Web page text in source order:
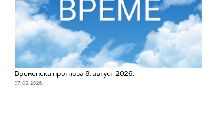
Временска прогноза 8. август 2026.
07. 08. 2026.